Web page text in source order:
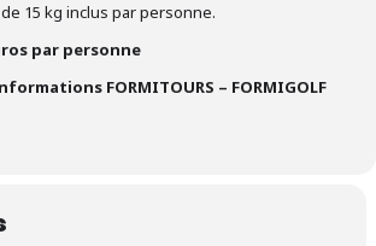
15 kg inclus par personne.
par personne
FORMITOURS – FORMIGOLF